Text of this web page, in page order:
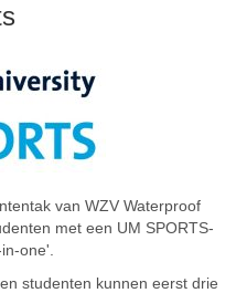
van WZV Waterproof
met een UM SPORTS-
one'.
studenten kunnen eerst drie